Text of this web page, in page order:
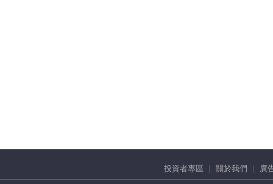
投資者專區 關於我們 廣